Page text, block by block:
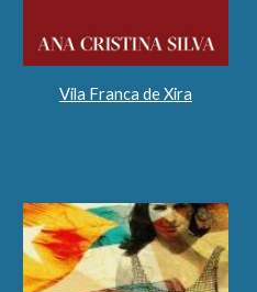
Vila Franca de Xira